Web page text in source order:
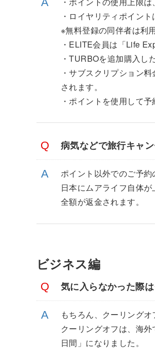
・ロイヤリティポイン
※無料登録の同伴者は利
・ELITE会員は「Life
・TURBOを追加購入し
・サブスクリプション
されます。
・ポイントを使用して
病気などで旅行キャ
ポイント以外でのご予約
日本にムアライフ自体
全額が返金されます。
ビジネス編
気に入らなかった際
もちろん、クーリングオ
クーリングオフは、海
日間」になりました。